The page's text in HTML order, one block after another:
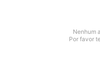
Nenhum
Por favor